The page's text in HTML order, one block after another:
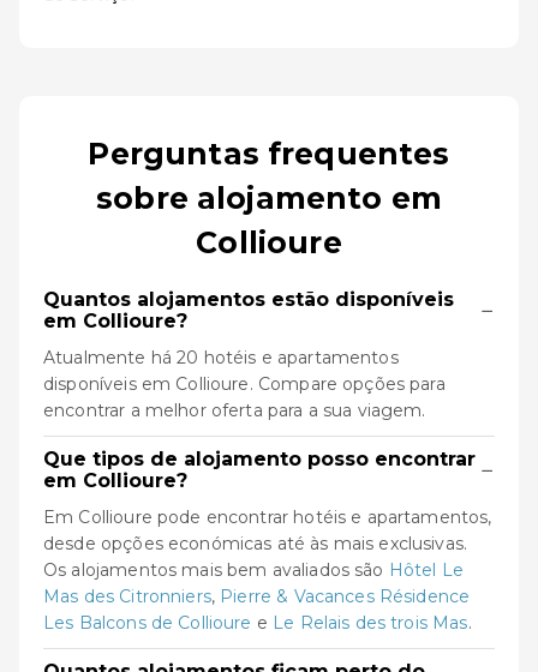
Perguntas frequentes
sobre alojamento em
Collioure
Quantos alojamentos estão disponíveis
em Collioure?
−
Atualmente há 20 hotéis e apartamentos
disponíveis em Collioure. Compare opções para
encontrar a melhor oferta para a sua viagem.
Que tipos de alojamento posso encontrar
em Collioure?
−
Em Collioure pode encontrar hotéis e apartamentos,
desde opções económicas até às mais exclusivas.
Os alojamentos mais bem avaliados são Hôtel Le
Mas des Citronniers, Pierre & Vacances Résidence
Les Balcons de Collioure e Le Relais des trois Mas.